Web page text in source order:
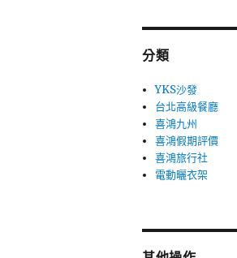
分類
YKS沙發
台北高級餐廳
喜鴻九州
喜鴻假期評價
喜鴻旅行社
電動曬衣架